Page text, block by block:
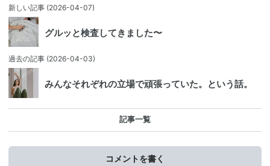
新しい記事 (2026-04-07)
グルッと検査してきました〜
過去の記事 (2026-04-03)
みんなそれぞれの立場で頑張っていた。という話。
記事一覧
コメントを書く